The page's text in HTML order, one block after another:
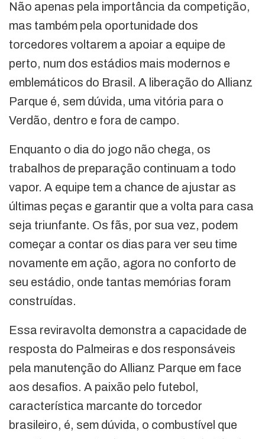
Não apenas pela importância da competição,
mas também pela oportunidade dos
torcedores voltarem a apoiar a equipe de
perto, num dos estádios mais modernos e
emblemáticos do Brasil. A liberação do Allianz
Parque é, sem dúvida, uma vitória para o
Verdão, dentro e fora de campo.
Enquanto o dia do jogo não chega, os
trabalhos de preparação continuam a todo
vapor. A equipe tem a chance de ajustar as
últimas peças e garantir que a volta para casa
seja triunfante. Os fãs, por sua vez, podem
começar a contar os dias para ver seu time
novamente em ação, agora no conforto de
seu estádio, onde tantas memórias foram
construídas.
Essa reviravolta demonstra a capacidade de
resposta do Palmeiras e dos responsáveis
pela manutenção do Allianz Parque em face
aos desafios. A paixão pelo futebol,
característica marcante do torcedor
brasileiro, é, sem dúvida, o combustível que